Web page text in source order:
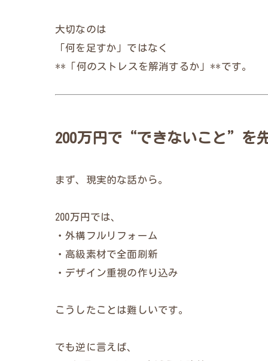
大切なのは
「何を足すか」ではなく
**「何のストレスを解消するか」**です。
200万円で“できないこと”を
まず、現実的な話から。
200万円では、
・外構フルリフォーム
・高級素材で全面刷新
・デザイン重視の作り込み
こうしたことは難しいです。
でも逆に言えば、